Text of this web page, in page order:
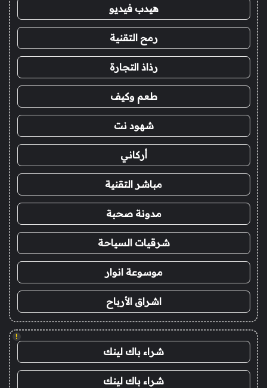
هيدب فيديو
رمح التقنية
رذاذ التجارة
طعم وكيف
شهود نت
أركاني
مباشر التقنية
مدونة صحبة
شرقيات السياحة
موسوعة انوار
اشراق الأرباح
!
شراء باك لينك
شراء باك لينك